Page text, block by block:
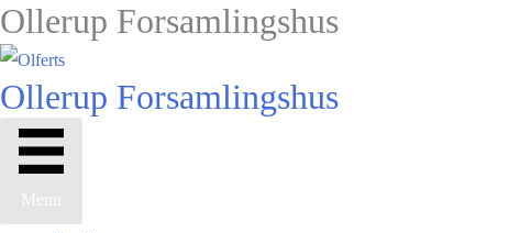
Gå
til
Ollerup Forsamlingshus
Ollerup Forsamlingshus
Menu